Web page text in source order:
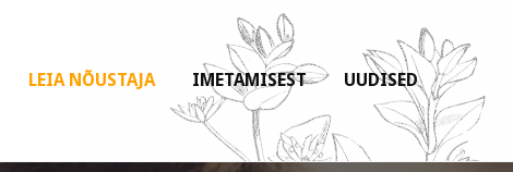
LEIA NÕUSTAJA IMETAMISEST UUDISED